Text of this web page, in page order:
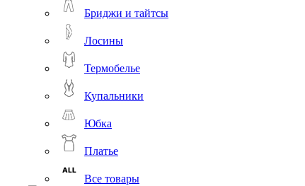
Бриджи и тайтсы
Лосины
Термобелье
Купальники
Юбка
Платье
Все товары